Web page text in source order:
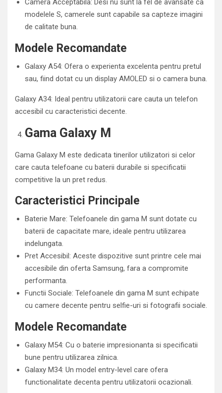
Camera Acceptabila: Desi nu sunt la fel de avansate ca
modelele S, camerele sunt capabile sa capteze imagini
de calitate buna.
Modele Recomandate
Galaxy A54: Ofera o experienta excelenta pentru pretul
sau, fiind dotat cu un display AMOLED si o camera buna.
Galaxy A34: Ideal pentru utilizatorii care cauta un telefon
accesibil cu caracteristici decente.
Gama Galaxy M
Gama Galaxy M este dedicata tinerilor utilizatori si celor
care cauta telefoane cu baterii durabile si specificatii
competitive la un pret redus.
Caracteristici Principale
Baterie Mare: Telefoanele din gama M sunt dotate cu
baterii de capacitate mare, ideale pentru utilizarea
indelungata.
Pret Accesibil: Aceste dispozitive sunt printre cele mai
accesibile din oferta Samsung, fara a compromite
performanta.
Functii Sociale: Telefoanele din gama M sunt echipate
cu camere decente pentru selfie-uri si fotografii sociale.
Modele Recomandate
Galaxy M54: Cu o baterie impresionanta si specificatii
bune pentru utilizarea zilnica.
Galaxy M34: Un model entry-level care ofera
functionalitate decenta pentru utilizatorii ocazionali.